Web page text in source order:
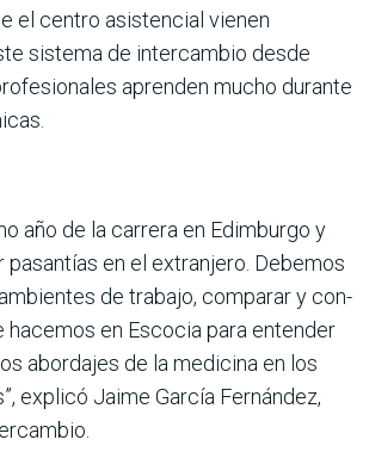
el centro asistencial vienen
sistema de inter­cambio desde
aprenden mucho durante
año de la carrera en Edimburgo y
pasantías en el extranjero. Debemos
de trabajo, comparar y con­
hacemos en Escocia para entender
abordajes de la medicina en los
explicó Jaime Gar­cía Fernández,